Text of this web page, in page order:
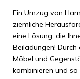
Ein Umzug von
ziemliche
eine Lösung, die
Beiladungen! Durch
Möbel und
kombinieren und so